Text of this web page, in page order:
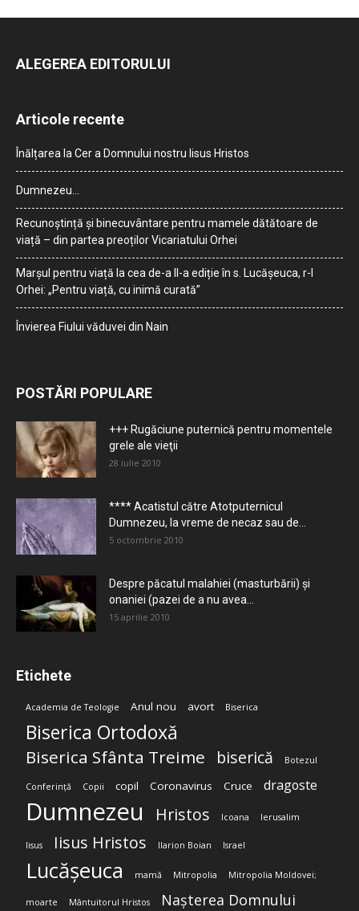
ALEGEREA EDITORULUI
Articole recente
Înălțarea la Cer a Domnului nostru Iisus Hristos
Dumnezeu…
Recunoștință și binecuvântare pentru mamele dătătoare de
viață – din partea preoților Vicariatului Orhei
Marșul pentru viață la cea de-a II-a ediție în s. Lucășeuca, r-l
Orhei: „Pentru viață, cu inimă curată”
Învierea Fiului văduvei din Nain
POSTĂRI POPULARE
+++ Rugăciune puternică pentru momentele
grele ale vieţii
28 iulie 2010
**** Acatistul către Atotputernicul
Dumnezeu, la vreme de necaz sau de...
5 octombrie 2010
Despre păcatul malahiei (masturbării) şi
onaniei (pazei de a nu avea...
15 aprilie 2010
Etichete
Academia de Teologie Anul nou avort Biserica
Biserica Ortodoxă
Biserica Sfânta Treime biserică Botezul
Conferință Copii copil Coronavirus Cruce dragoste
Dumnezeu Hristos Icoana Ierusalim
Iisus Iisus Hristos Ilarion Boian Israel
Lucășeuca mamă Mitropolia Mitropolia Moldovei;
moarte Mântuitorul Hristos Nașterea Domnului